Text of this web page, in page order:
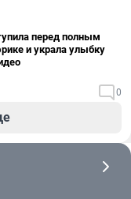
перед полным
и украла улыбку
0